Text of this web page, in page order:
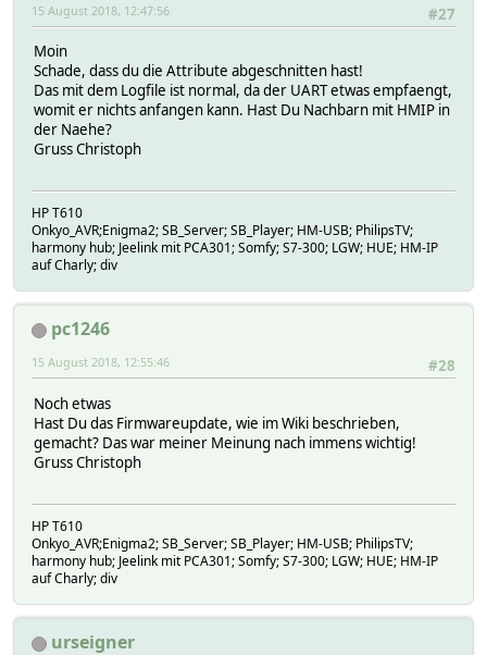
#27
15 August 2018, 12:47:56
Moin
Schade, dass du die Attribute abgeschnitten hast!
Das mit dem Logfile ist normal, da der UART etwas empfaengt,
womit er nichts anfangen kann. Hast Du Nachbarn mit HMIP in
der Naehe?
Gruss Christoph
HP T610
Onkyo_AVR;Enigma2; SB_Server; SB_Player; HM-USB; PhilipsTV;
harmony hub; Jeelink mit PCA301; Somfy; S7-300; LGW; HUE; HM-IP
auf Charly; div
pc1246
#28
15 August 2018, 12:55:46
Noch etwas
Hast Du das Firmwareupdate, wie im Wiki beschrieben,
gemacht? Das war meiner Meinung nach immens wichtig!
Gruss Christoph
HP T610
Onkyo_AVR;Enigma2; SB_Server; SB_Player; HM-USB; PhilipsTV;
harmony hub; Jeelink mit PCA301; Somfy; S7-300; LGW; HUE; HM-IP
auf Charly; div
urseigner